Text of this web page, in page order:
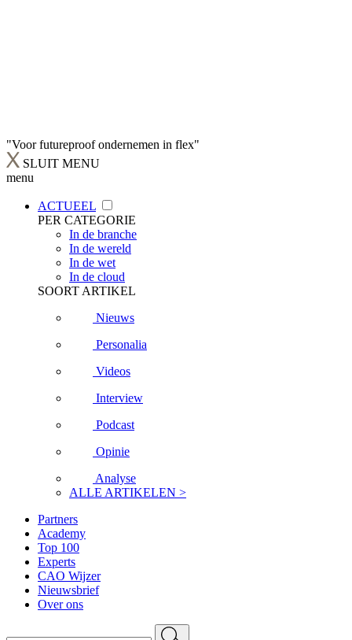
"Voor futureproof ondernemen in flex"
SLUIT MENU
menu
ACTUEEL
PER CATEGORIE
In de branche
In de wereld
In de wet
In de cloud
SOORT ARTIKEL
Nieuws
Personalia
Videos
Interview
Podcast
Opinie
Analyse
ALLE ARTIKELEN >
Partners
Academy
Top 100
Experts
CAO Wijzer
Nieuwsbrief
Over ons